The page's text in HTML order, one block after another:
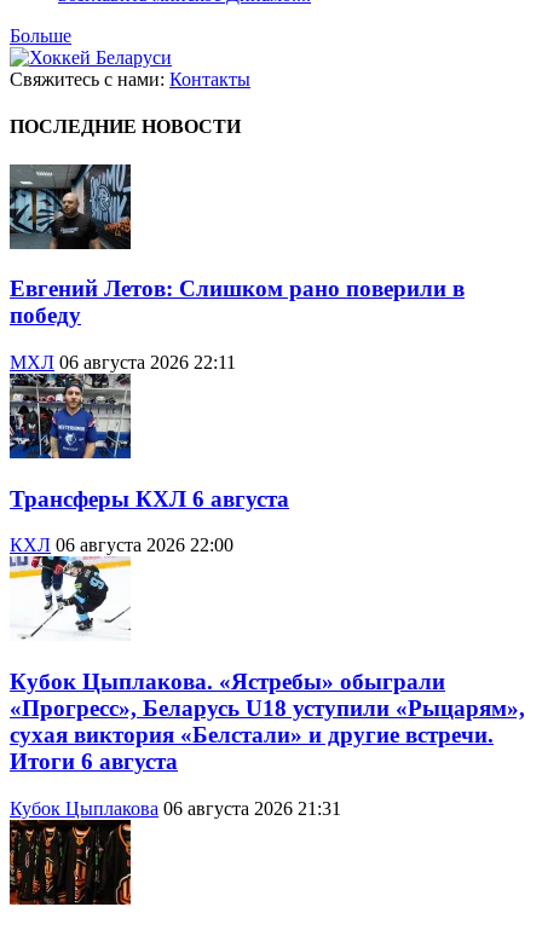
Больше
Свяжитесь с нами: Контакты
ПОСЛЕДНИЕ НОВОСТИ
Евгений Летов: Слишком рано поверили в
победу
МХЛ 06 августа 2026 22:11
Трансферы КХЛ 6 августа
КХЛ 06 августа 2026 22:00
Кубок Цыплакова. «Ястребы» обыграли
«Прогресс», Беларусь U18 уступили «Рыцарям»,
сухая виктория «Белстали» и другие встречи.
Итоги 6 августа
Кубок Цыплакова 06 августа 2026 21:31